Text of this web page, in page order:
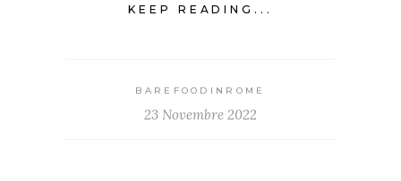
KEEP READING...
BAREFOODINROME
23 Novembre 2022